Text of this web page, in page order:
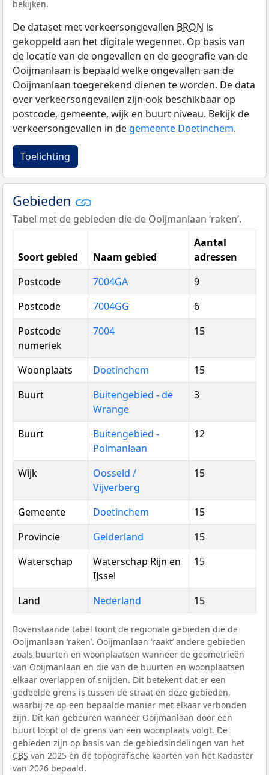
bekijken.
De dataset met verkeersongevallen BRON is
gekoppeld aan het digitale wegennet. Op basis van
de locatie van de ongevallen en de geografie van de
Ooijmanlaan is bepaald welke ongevallen aan de
Ooijmanlaan toegerekend dienen te worden. De data
over verkeersongevallen zijn ook beschikbaar op
postcode, gemeente, wijk en buurt niveau. Bekijk de
verkeersongevallen in de gemeente Doetinchem.
Toelichting
Gebieden
Tabel met de gebieden die de Ooijmanlaan ‘raken’.
Soort gebied Naam gebied
Aantal
adressen
Postcode
7004GA
9
Postcode
7004GG
6
Postcode
numeriek
7004 15
Woonplaats Doetinchem
15
Buurt
Buitengebied - de
Wrange
3
Buurt
Buitengebied -
Polmanlaan
12
Wijk
Oosseld /
Vijverberg
15
Gemeente Doetinchem
15
Provincie
Gelderland
15
Waterschap
Waterschap Rijn en
IJssel
15
Land Nederland 15
Bovenstaande tabel toont de regionale gebieden die de
Ooijmanlaan ‘raken’. Ooijmanlaan ‘raakt’ andere gebieden
zoals buurten en woonplaatsen wanneer de geometrieën
van Ooijmanlaan en die van de buurten en woonplaatsen
elkaar overlappen of snijden. Dit betekent dat er een
gedeelde grens is tussen de straat en deze gebieden,
waarbij ze op een bepaalde manier met elkaar verbonden
zijn. Dit kan gebeuren wanneer Ooijmanlaan door een
buurt loopt of de grens van een woonplaats volgt. De
gebieden zijn op basis van de gebiedsindelingen van het
CBS van 2025 en de topografische kaarten van het Kadaster
van 2026 bepaald.